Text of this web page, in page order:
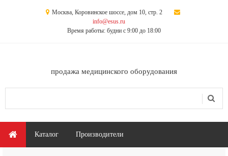
Москва, Коровинское шоссе, дом 10, стр. 2
info@esus.ru
Время работы: будни с 9:00 до 18:00
продажа медицинского оборудования
Главное меню
Каталог Производители